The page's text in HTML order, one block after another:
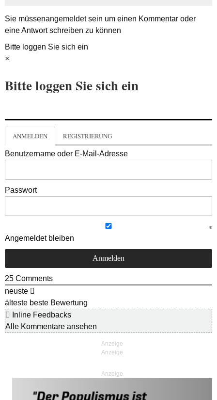
Sie müssenangemeldetsein um einen Kommentar oder
eine Antwort schreiben zu können
Bitte loggen Sie sich ein
×
Bitte loggen Sie sich ein
ANMELDEN REGISTRIERUNG
Benutzername oder E-Mail-Adresse
Passwort
Angemeldet bleiben
25 Comments
neuste
älteste beste Bewertung
Inline Feedbacks
Alle Kommentare ansehen
Anzeige